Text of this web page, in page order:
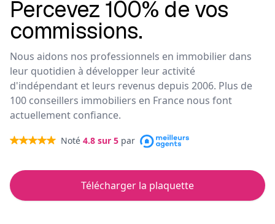
Percevez 100% de vos
commissions.
Nous aidons nos professionnels en immobilier dans
leur quotidien à développer leur activité
d'indépendant et leurs revenus depuis 2006. Plus de
100 conseillers immobiliers en France nous font
actuellement confiance.
Noté 4.8 sur 5 par
Télécharger la plaquette